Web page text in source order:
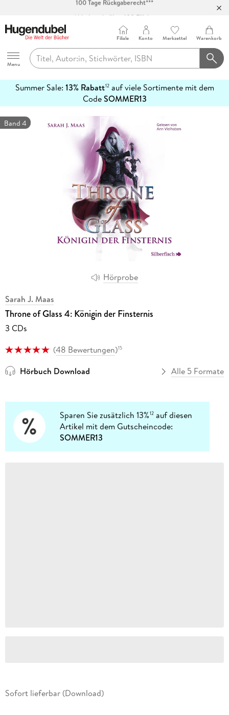
Abholung in über 100 Filialen
Hugendubel
Menu
Filiale Konto Merkzettel Warenkorb
Summer Sale: 13% Rabatt12auf viele Sortimente mit dem
CodeSOMMER13
erfahren
Hörprobe
Band 4
Sarah J. Maas
Throne of Glass 4: Königin der Finsternis
3 CDs
(48 Bewertungen)15
Hörbuch Download Alle 5 Formate
Sparen Sie zusätzlich 13%12 auf diesen
Artikel mit dem Gutscheincode:
SOMMER13
Sofort lieferbar (Download)